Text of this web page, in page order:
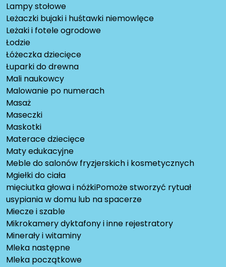
Lampy stołowe
Leżaczki bujaki i huśtawki niemowlęce
Leżaki i fotele ogrodowe
Łodzie
Łóżeczka dziecięce
Łuparki do drewna
Mali naukowcy
Malowanie po numerach
Masaż
Maseczki
Maskotki
Materace dziecięce
Maty edukacyjne
Meble do salonów fryzjerskich i kosmetycznych
Mgiełki do ciała
mięciutka głowa i nóżkiPomoże stworzyć rytuał
usypiania w domu lub na spacerze
Miecze i szable
Mikrokamery dyktafony i inne rejestratory
Minerały i witaminy
Mleka następne
Mleka początkowe